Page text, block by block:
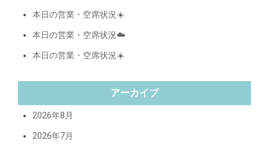
本日の営業・空席状況☀️
本日の営業・空席状況☁️
本日の営業・空席状況☀️
アーカイブ
2026年8月
2026年7月